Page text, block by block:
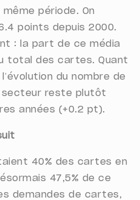
période. On
points depuis 2000.
: la part de ce média
total des cartes. Quant
du nombre de
reste plutôt
années (+0.2 pt).
40% des cartes en
47,5% de ce
demandes de cartes,